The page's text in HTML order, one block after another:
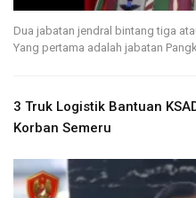
Dua jabatan jendral bintang tiga
Yang pertama adalah jabatan
3 Truk Logistik Bantuan
Korban Semeru